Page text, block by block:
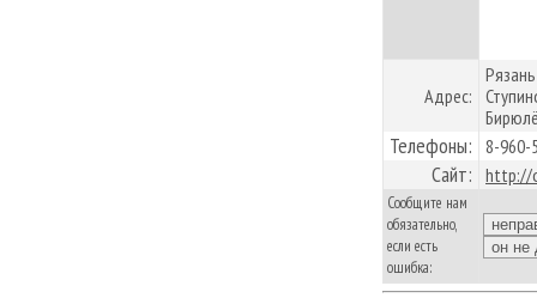
Адрес:
Телефоны: 8-960-
Сайт: http://
Сообщите нам
обязательно,
если есть
ошибка: